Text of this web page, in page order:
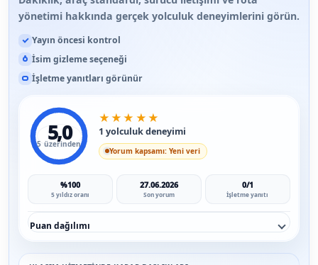
yönetimi hakkında gerçek yolculuk deneyimlerini görün.
Yayın öncesi kontrol
İsim gizleme seçeneği
İşletme yanıtları görünür
5,0
5 üzerinden
★ ★ ★ ★ ★
1 yolculuk deneyimi
Yorum kapsamı: Yeni veri
%100
5 yıldız oranı
27.06.2026
Son yorum
0/1
İşletme yanıtı
Puan dağılımı